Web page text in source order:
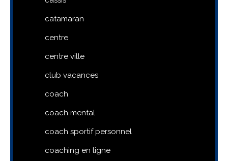
catamaran
centre
centre ville
club vacances
coach
coach mental
coach sportif personnel
coaching en ligne